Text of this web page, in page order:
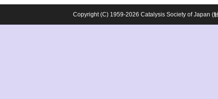
Copyright (C) 1959-2026 Catalysis Society of Japan (